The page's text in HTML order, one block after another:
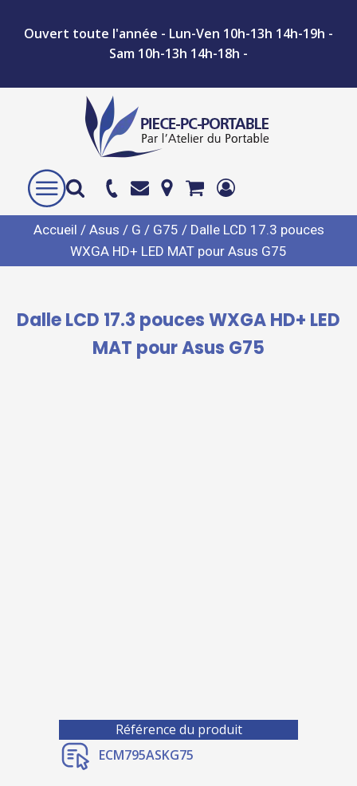
Ouvert toute l'année - Lun-Ven 10h-13h 14h-19h -
Sam 10h-13h 14h-18h -
Accueil / Asus / G / G75 / Dalle LCD 17.3 pouces
WXGA HD+ LED MAT pour Asus G75
Dalle LCD 17.3 pouces WXGA HD+ LED
MAT pour Asus G75
Référence du produit
ECM795ASKG75